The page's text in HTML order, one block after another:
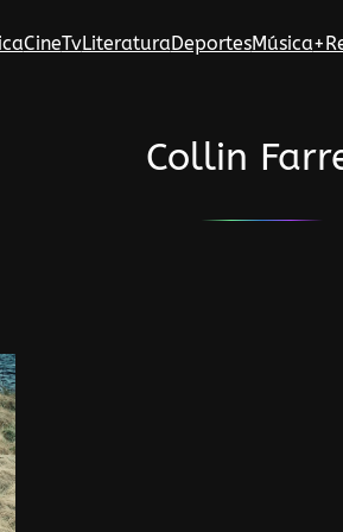
CineTvLiteraturaDeportesMúsica
Collin